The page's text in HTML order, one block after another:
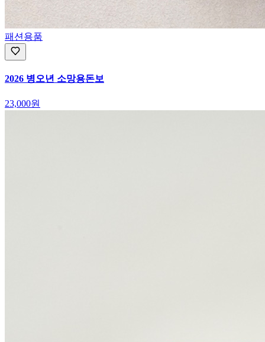
패션용품
2026 병오년 소망용돈보
23,000원